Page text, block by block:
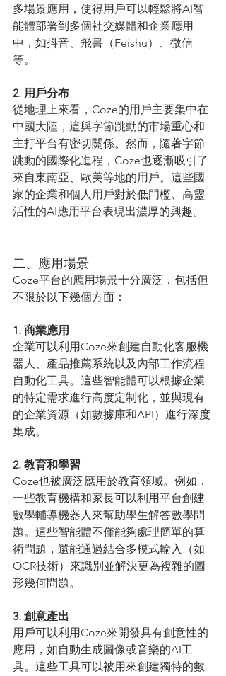
多場景應用，使得用戶可以輕鬆將AI智
能體部署到多個社交媒體和企業應用
中，如抖音、飛書（Feishu）、微信
等。
2. 用戶分布
從地理上來看，Coze的用戶主要集中在
中國大陸，這與字節跳動的市場重心和
主打平台有密切關係。然而，隨著字節
跳動的國際化進程，Coze也逐漸吸引了
來自東南亞、歐美等地的用戶。這些國
家的企業和個人用戶對於低門檻、高靈
活性的AI應用平台表現出濃厚的興趣。
二、應用場景
Coze平台的應用場景十分廣泛，包括但
不限於以下幾個方面：
1. 商業應用
企業可以利用Coze來創建自動化客服機
器人、產品推薦系統以及內部工作流程
自動化工具。這些智能體可以根據企業
的特定需求進行高度定制化，並與現有
的企業資源（如數據庫和API）進行深度
集成。
2. 教育和學習
Coze也被廣泛應用於教育領域。例如，
一些教育機構和家長可以利用平台創建
數學輔導機器人來幫助學生解答數學問
題。這些智能體不僅能夠處理簡單的算
術問題，還能通過結合多模式輸入（如
OCR技術）來識別並解決更為複雜的圖
形幾何問題。
3. 創意產出
用戶可以利用Coze來開發具有創意性的
應用，如自動生成圖像或音樂的AI工
具。這些工具可以被用來創建獨特的數